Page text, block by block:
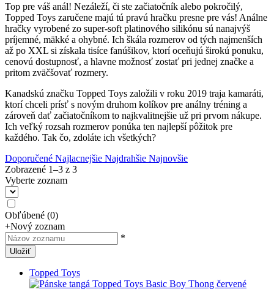
Top pre váš anál! Nezáleží, či ste začiatočník alebo pokročilý,
Topped Toys zaručene majú tú pravú hračku presne pre vás! Análne
hračky vyrobené zo super-soft platinového silikónu sú nanajvýš
príjemné, mäkké a ohybné. Ich škála rozmerov od tých najmenších
až po XXL si získala tisíce fanúšikov, ktorí oceňujú širokú ponuku,
cenovú dostupnosť, a hlavne možnosť zostať pri jednej značke a
pritom zväčšovať rozmery.
Kanadskú značku Topped Toys založili v roku 2019 traja kamaráti,
ktorí chceli prísť s novým druhom kolíkov pre análny tréning a
zároveň dať začiatočníkom to najkvalitnejšie už pri prvom nákupe.
Ich veľký rozsah rozmerov ponúka ten najlepší pôžitok pre
každého. Tak čo, zdoláte ich všetkých?
Doporučené Najlacnejšie Najdrahšie Najnovšie
Zobrazené 1–3 z 3
Vyberte zoznam
Obľúbené (0)
+Nový zoznam
*
Uložiť
Topped Toys